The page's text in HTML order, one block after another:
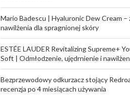
Mario Badescu | Hyaluronic Dew Cream –
nawilżenia dla spragnionej skóry
ESTÉE LAUDER Revitalizing Supreme+
Soft | Odmłodzenie, ujędrnienie i
Bezprzewodowy odkurzacz stojący
recenzja po 4 miesiącach używania